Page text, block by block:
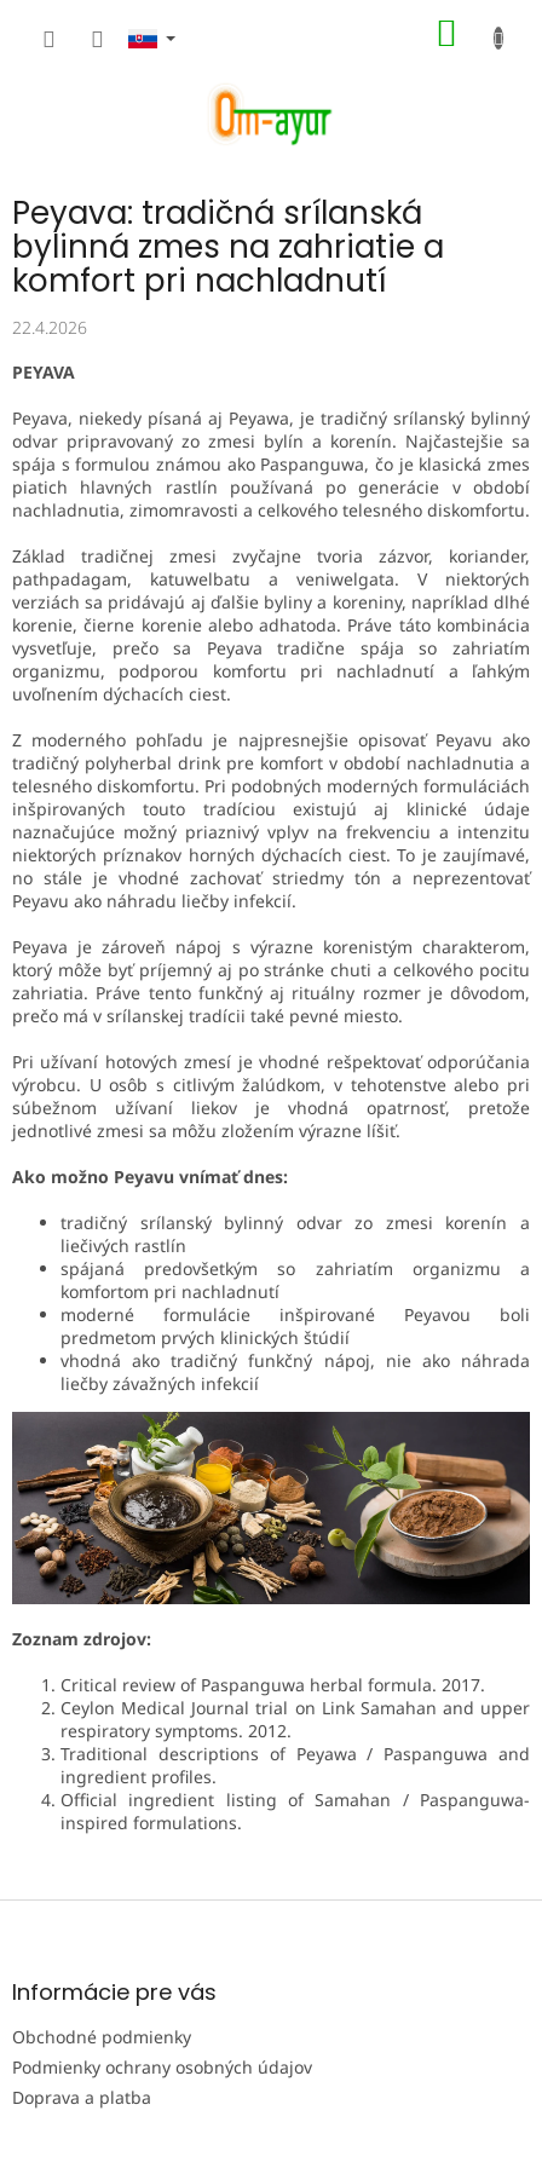
Peyava: tradičná srílanská
bylinná zmes na zahriatie a
komfort pri nachladnutí
22.4.2026
PEYAVA
Peyava, niekedy písaná aj Peyawa, je tradičný srílanský bylinný
odvar pripravovaný zo zmesi bylín a korenín. Najčastejšie sa
spája s formulou známou ako Paspanguwa, čo je klasická zmes
piatich hlavných rastlín používaná po generácie v období
nachladnutia, zimomravosti a celkového telesného diskomfortu.
Základ tradičnej zmesi zvyčajne tvoria zázvor, koriander,
pathpadagam, katuwelbatu a veniwelgata. V niektorých
verziách sa pridávajú aj ďalšie byliny a koreniny, napríklad dlhé
korenie, čierne korenie alebo adhatoda. Práve táto kombinácia
vysvetľuje, prečo sa Peyava tradične spája so zahriatím
organizmu, podporou komfortu pri nachladnutí a ľahkým
uvoľnením dýchacích ciest.
Z moderného pohľadu je najpresnejšie opisovať Peyavu ako
tradičný polyherbal drink pre komfort v období nachladnutia a
telesného diskomfortu. Pri podobných moderných formuláciách
inšpirovaných touto tradíciou existujú aj klinické údaje
naznačujúce možný priaznivý vplyv na frekvenciu a intenzitu
niektorých príznakov horných dýchacích ciest. To je zaujímavé,
no stále je vhodné zachovať striedmy tón a neprezentovať
Peyavu ako náhradu liečby infekcií.
Peyava je zároveň nápoj s výrazne korenistým charakterom,
ktorý môže byť príjemný aj po stránke chuti a celkového pocitu
zahriatia. Práve tento funkčný aj rituálny rozmer je dôvodom,
prečo má v srílanskej tradícii také pevné miesto.
Pri užívaní hotových zmesí je vhodné rešpektovať odporúčania
výrobcu. U osôb s citlivým žalúdkom, v tehotenstve alebo pri
súbežnom užívaní liekov je vhodná opatrnosť, pretože
jednotlivé zmesi sa môžu zložením výrazne líšiť.
Ako možno Peyavu vnímať dnes:
tradičný srílanský bylinný odvar zo zmesi korenín a
liečivých rastlín
spájaná predovšetkým so zahriatím organizmu a
komfortom pri nachladnutí
moderné formulácie inšpirované Peyavou boli
predmetom prvých klinických štúdií
vhodná ako tradičný funkčný nápoj, nie ako náhrada
liečby závažných infekcií
Zoznam zdrojov:
Critical review of Paspanguwa herbal formula. 2017.
Ceylon Medical Journal trial on Link Samahan and upper
respiratory symptoms. 2012.
Traditional descriptions of Peyawa / Paspanguwa and
ingredient profiles.
Official ingredient listing of Samahan / Paspanguwa-
inspired formulations.
Z
ä
e
Informácie pre vás
Obchodné podmienky
Podmienky ochrany osobných údajov
Doprava a platba